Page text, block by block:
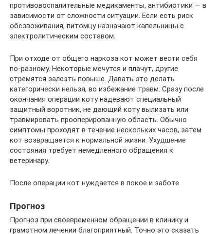
противовоспалительные медикаменты, антибиотики — в
зависимости от сложности ситуации. Если есть риск
обезвоживания, питомцу назначают капельницы с
электролитическим составом.
При отходе от общего наркоза кот может вести себя
по-разному. Некоторые мечутся и плачут, другие
стремятся залезть повыше. Давать это делать
категорически нельзя, во избежание травм. Сразу после
окончания операции коту надевают специальный
защитный воротник, не дающий коту вылизать или
травмировать прооперированную область. Обычно
симптомы проходят в течение нескольких часов, затем
кот возвращается к нормальной жизни. Ухудшение
состояния требует немедленного обращения к
ветеринару.
После операции кот нуждается в покое и заботе
Прогноз
Прогноз при своевременном обращении в клинику и
грамотном лечении благоприятный. Точно это сказать